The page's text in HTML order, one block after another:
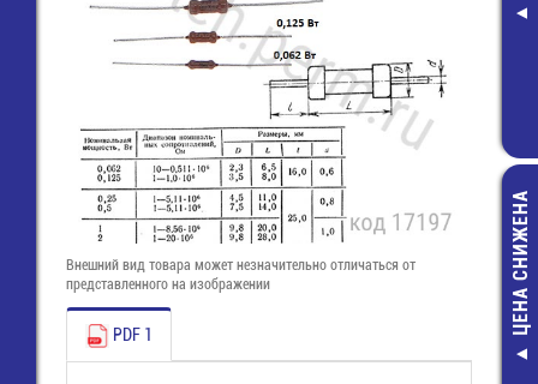
460,00
ЦЕНА СНИЖЕНА
Внешний вид товара может незначительно отличаться от
представленного на изображении
PDF 1